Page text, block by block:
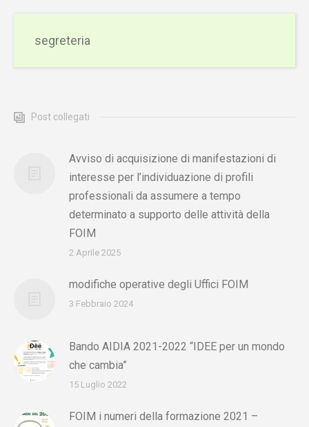
segreteria
Post collegati
Avviso di acquisizione di manifestazioni di
interesse per l’individuazione di profili
professionali da assumere a tempo
determinato a supporto delle attività della
FOIM
2 Aprile 2025
modifiche operative degli Uffici FOIM
3 Febbraio 2024
Bando AIDIA 2021-2022 “IDEE per un mondo
che cambia”
15 Luglio 2022
FOIM i numeri della formazione 2021 –